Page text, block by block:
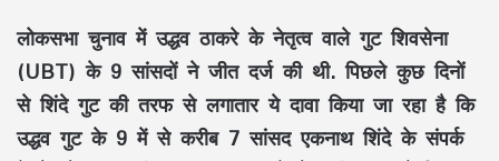
लोकसभा चुनाव में उद्धव ठाकरे के नेतृत्व वाले गुट शिवसेना
(UBT) के 9 सांसदों ने जीत दर्ज की थी. पिछले कुछ दिनों
से शिंदे गुट की तरफ से लगातार ये दावा किया जा रहा है कि
उद्धव गुट के 9 में से करीब 7 सांसद एकनाथ शिंदे के संपर्क